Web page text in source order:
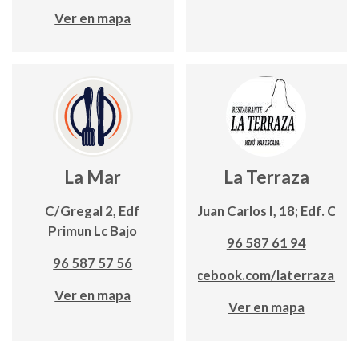
Ver en mapa
La Mar
C/Gregal 2, Edf
Primun Lc Bajo
96 587 57 56
Ver en mapa
La Terraza
Avda. Juan Carlos I, 18; Edf.
96 587 61 94
www.facebook.com/
Ver en mapa